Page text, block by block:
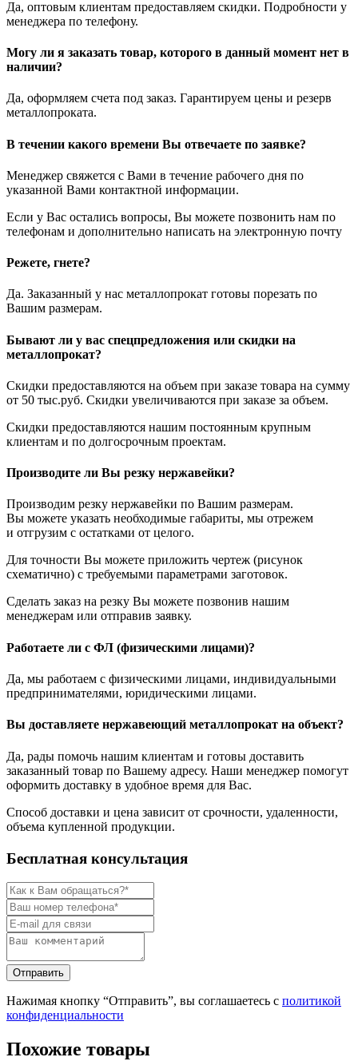
Да, оптовым клиентам предоставляем скидки. Подробности у
менеджера по телефону.
Могу ли я заказать товар, которого в данный момент нет в
наличии?
Да, оформляем счета под заказ. Гарантируем цены и резерв
металлопроката.
В течении какого времени Вы отвечаете по заявке?
Менеджер свяжется с Вами в течение рабочего дня по
указанной Вами контактной информации.
Если у Вас остались вопросы, Вы можете позвонить нам по
телефонам и дополнительно написать на электронную почту
Режете, гнете?
Да. Заказанный у нас металлопрокат готовы порезать по
Вашим размерам.
Бывают ли у вас спецпредложения или скидки на
металлопрокат?
Скидки предоставляются на объем при заказе товара на сумму
от 50 тыс.руб. Скидки увеличиваются при заказе за объем.
Скидки предоставляются нашим постоянным крупным
клиентам и по долгосрочным проектам.
Производите ли Вы резку нержавейки?
Производим резку нержавейки по Вашим размерам.
Вы можете указать необходимые габариты, мы отрежем
и отгрузим с остатками от целого.
Для точности Вы можете приложить чертеж (рисунок
схематично) с требуемыми параметрами заготовок.
Сделать заказ на резку Вы можете позвонив нашим
менеджерам или отправив заявку.
Работаете ли с ФЛ (физическими лицами)?
Да, мы работаем с физическими лицами, индивидуальными
предпринимателями, юридическими лицами.
Вы доставляете нержавеющий металлопрокат на объект?
Да, рады помочь нашим клиентам и готовы доставить
заказанный товар по Вашему адресу. Наши менеджер помогут
оформить доставку в удобное время для Вас.
Способ доставки и цена зависит от срочности, удаленности,
объема купленной продукции.
Бесплатная консультация
Нажимая кнопку “Отправить”, вы соглашаетесь с политикой
конфиденциальности
Похожие товары